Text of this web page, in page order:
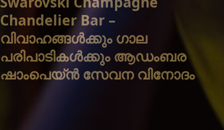
Chandelier Bar –
വിവാഹങ്ങൾക്കും ഗാല
പരിപാടികൾക്കും ആഡംബര
ഷാംപെയ്ൻ സേവന വിനോദം